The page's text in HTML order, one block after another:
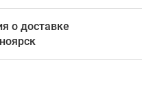
о доставке